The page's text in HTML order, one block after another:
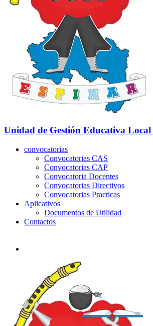
Unidad de Gestión Educativa Local
convocatorias
Convocatorias CAS
Convocatorias CAP
Convocatoria Docentes
Convocatorias Directivos
Convocatorias Practicas
Aplicativos
Documentos de Utilidad
Contactos